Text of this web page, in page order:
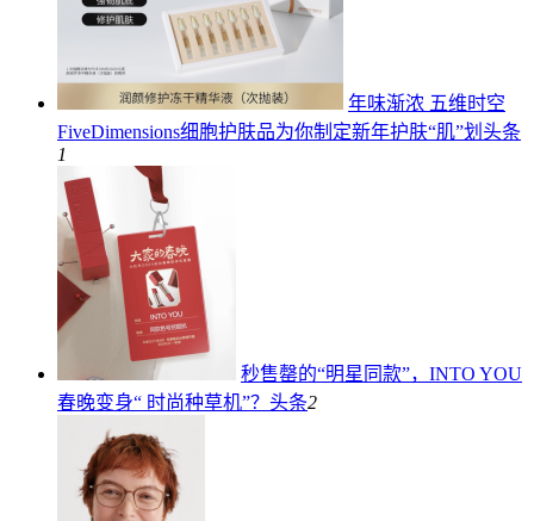
年味渐浓 五维时空
FiveDimensions细胞护肤品为你制定新年护肤“肌”划 头条
1
秒售罄的“明星同款”，INTO YOU
春晚变身“ 时尚种草机”？ 头条2